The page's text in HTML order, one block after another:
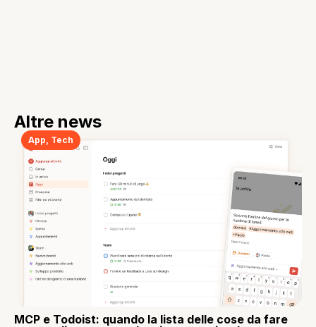
Altre news
App, Tech
MCP e Todoist: quando la lista delle cose da fare